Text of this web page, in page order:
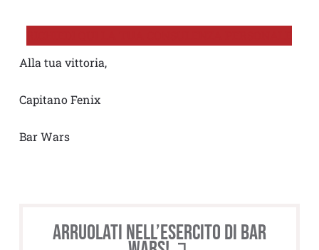
Alla tua vittoria,
Capitano Fenix
Bar Wars
Arruolati nell’esercito di BAR